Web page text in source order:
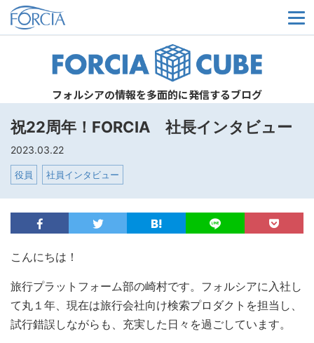
メ
フォルシアの情報を多面的に発信するブログ
祝22周年！FORCIA 社長インタビュー
2023.03.22
役員 社員インタビュー
こんにちは！
旅行プラットフォーム部の崎村です。フォルシアに入社し
て丸１年、現在は旅行会社向け検索プロダクトを担当し、
試行錯誤しながらも、充実した日々を過ごしています。